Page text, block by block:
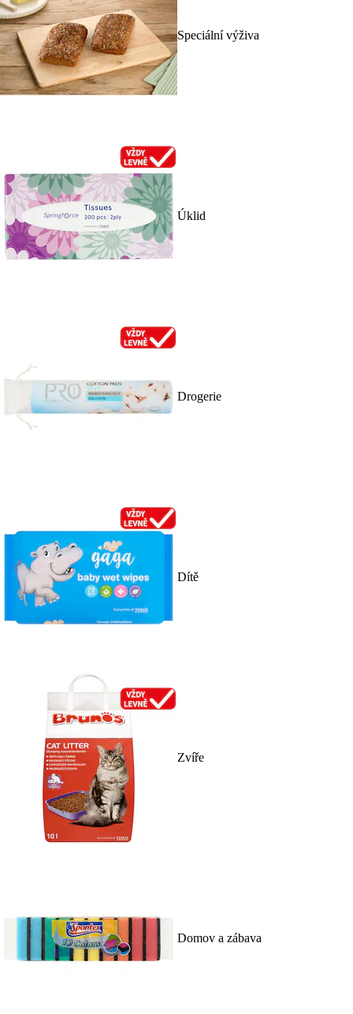
Speciální výživa
Úklid
Drogerie
Dítě
Zvíře
Domov a zábava